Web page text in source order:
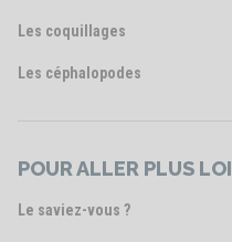
Les coquillages
Les céphalopodes
POUR ALLER PLUS
Le saviez-vous ?